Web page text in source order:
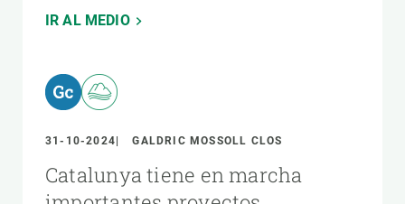
IR AL MEDIO
31-10-2024 GALDRIC MOSSOLL CLOS
Catalunya tiene en marcha